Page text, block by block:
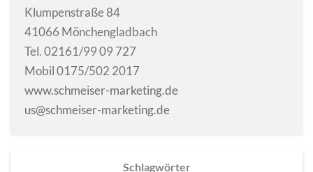
Klumpenstraße 84
41066 Mönchengladbach
Tel. 02161/99 09 727
Mobil 0175/502 2017
www.schmeiser-marketing.de
us@schmeiser-marketing.de
Schlagwörter